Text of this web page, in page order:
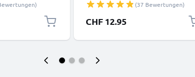
Sony,
Datenkabel für Smartphone
(37 Bewertungen)
CHF 12.95